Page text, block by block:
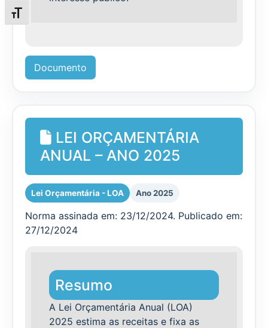
Alternar tamanho da fonte
Documento
LEI ORÇAMENTÁRIA
ANUAL – ANO 2025
Lei Orçamentária - LOA Ano 2025
Norma assinada em: 23/12/2024. Publicado em:
27/12/2024
Resumo
A Lei Orçamentária Anual (LOA)
2025 estima as receitas e fixa as